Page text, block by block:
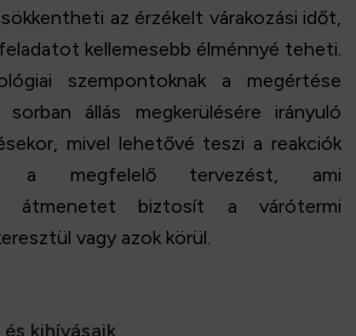
az érzékelt várakozási időt,
kellemesebb élménnyé teheti.
szempontoknak a megértése
állás megkerülésére irányuló
mivel lehetővé teszi a reakciók
a megfelelő tervezést, ami
átmenetet biztosít a várótermi
vagy azok körül.
kihívásaik